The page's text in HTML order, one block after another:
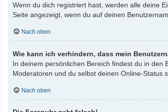
Wenn du dich registriert hast, werden alle deine
Seite angezeigt, wenn du auf deinen
Nach oben
Wie kann ich verhindern, dass mein
In deinem persönlichen Bereich findest du in den
Moderatoren und du selbst deinen Online-Status
Nach oben